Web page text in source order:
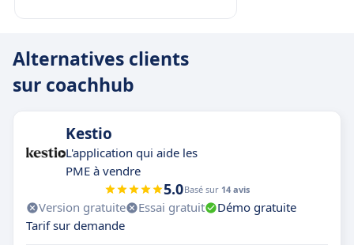
Alternatives clients
sur coachhub
Kestio
L'application qui aide les
PME à vendre
5.0Basé sur 14 avis
Version gratuite Essai gratuit
Démo gratuite
Tarif sur demande